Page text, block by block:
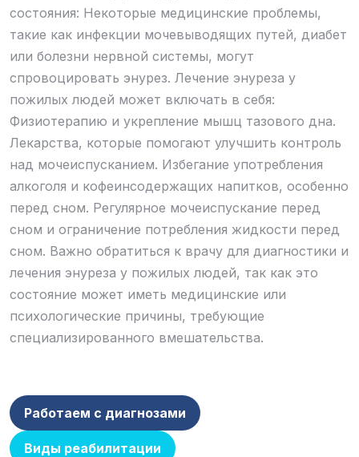
состояния: Некоторые медицинские проблемы,
такие как инфекции мочевыводящих путей, диабет
или болезни нервной системы, могут
спровоцировать энурез. Лечение энуреза у
пожилых людей может включать в себя:
Физиотерапию и укрепление мышц тазового дна.
Лекарства, которые помогают улучшить контроль
над мочеиспусканием. Избегание употребления
алкоголя и кофеинсодержащих напитков, особенно
перед сном. Регулярное мочеиспускание перед
сном и ограничение потребления жидкости перед
сном. Важно обратиться к врачу для диагностики и
лечения энуреза у пожилых людей, так как это
состояние может иметь медицинские или
психологические причины, требующие
специализированного вмешательства.
Работаем с диагнозами
Виды реабилитации